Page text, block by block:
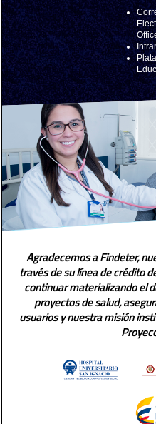
Agradecemos a Findeter,
través de su línea de crédito
continuar materializando el
proyectos de salud,
usuarios y nuestra misión